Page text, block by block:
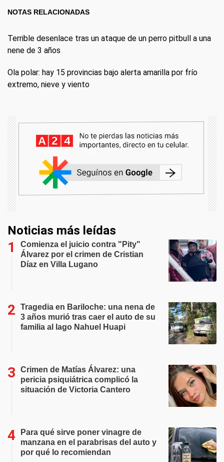
NOTAS RELACIONADAS
Terrible desenlace tras un ataque de un perro pitbull a una
nene de 3 años
Ola polar: hay 15 provincias bajo alerta amarilla por frío
extremo, nieve y viento
Noticias más leídas
Comienza el juicio contra "Pity"
Álvarez por el crimen de Cristian
Díaz en Villa Lugano
Tragedia en Bariloche: una nena de
3 años murió tras caer el auto de su
familia al lago Nahuel Huapi
Crimen de Matías Álvarez: una
pericia psiquiátrica complicó la
situación de Victoria Cantero
Para qué sirve poner vinagre de
manzana en el parabrisas del auto y
por qué lo recomiendan